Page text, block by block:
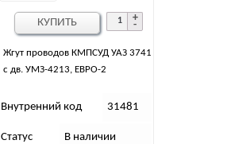
Жгут проводов КМПСУД УАЗ 3741
с дв. УМЗ-4213, ЕВРО-2
Внутренний код 31481
Статус В наличии
КУПИТЬ